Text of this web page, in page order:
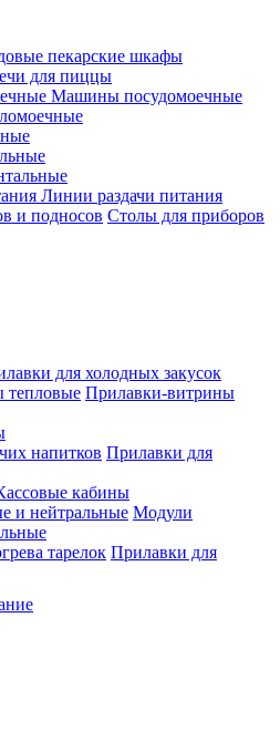
пекарские шкафы
для пиццы
Машины посудомоечные
Линии раздачи питания
Столы для приборов
для холодных закусок
Прилавки-витрины
Прилавки для
кабины
Модули
Прилавки для